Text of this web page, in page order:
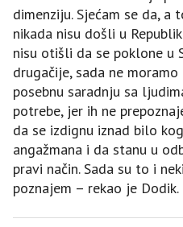
dimenziju. Sjećam se da, a
nikada nisu došli u
nisu otišli da se poklone u
drugačije, sada ne
posebnu saradnju sa
potrebe, jer ih ne
da se izdignu iznad bilo
angažmana i da stanu u
pravi način. Sada su to i
poznajem – rekao je Dodik.